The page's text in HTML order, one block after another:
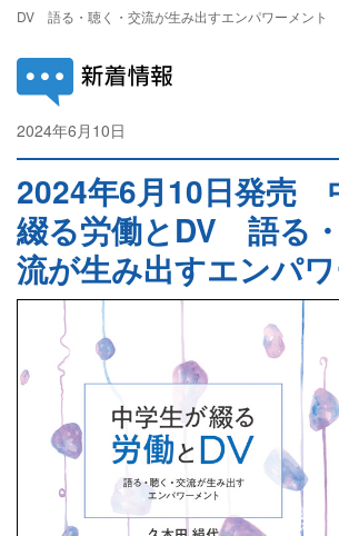
自費出版
労働組合サポート
スタッフコラム
会社情報
DV 語る・聴く・交流が生み出すエンパワーメント
2024年6月10日
2024年6月10日発売
綴る労働とDV 語る
流が生み出すエンパ